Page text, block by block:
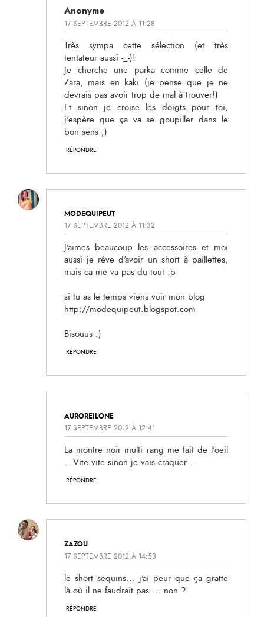
Anonyme
17 SEPTEMBRE 2012 À 11:28
Très sympa cette sélection (et très
tentateur aussi -_-)!
Je cherche une parka comme celle de
Zara, mais en kaki (je pense que je ne
devrais pas avoir trop de mal à trouver!)
Et sinon je croise les doigts pour toi,
j'espère que ça va se goupiller dans le
bon sens ;)
RÉPONDRE
MODEQUIPEUT
17 SEPTEMBRE 2012 À 11:32
J'aimes beaucoup les accessoires et moi
aussi je rêve d'avoir un short à paillettes,
mais ca me va pas du tout :p
si tu as le temps viens voir mon blog
http://modequipeut.blogspot.com
Bisouus :)
RÉPONDRE
AUROREILONE
17 SEPTEMBRE 2012 À 12:41
La montre noir multi rang me fait de l'oeil
.. Vite vite sinon je vais craquer ...
RÉPONDRE
ZAZOU
17 SEPTEMBRE 2012 À 14:53
le short sequins... j'ai peur que ça gratte
là où il ne faudrait pas ... non ?
RÉPONDRE